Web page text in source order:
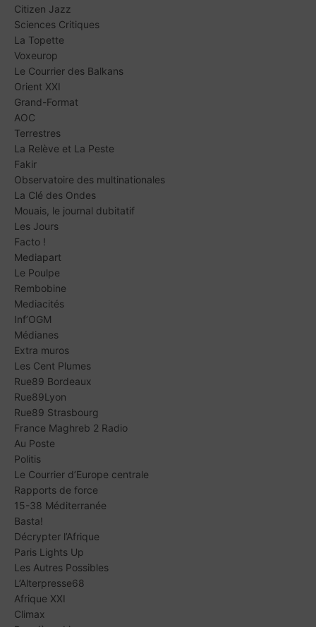
Citizen Jazz
Sciences Critiques
La Topette
Voxeurop
Le Courrier des Balkans
Orient XXI
Grand-Format
AOC
Terrestres
La Relève et La Peste
Fakir
Observatoire des multinationales
La Clé des Ondes
Mouais, le journal dubitatif
Les Jours
Facto !
Mediapart
Le Poulpe
Rembobine
Mediacités
Inf’OGM
Médianes
Extra muros
Les Cent Plumes
Rue89 Bordeaux
Rue89Lyon
Rue89 Strasbourg
France Maghreb 2 Radio
Au Poste
Politis
Le Courrier d’Europe centrale
Rapports de force
15-38 Méditerranée
Basta!
Décrypter l’Afrique
Paris Lights Up
Les Autres Possibles
L’Alterpresse68
Afrique XXI
Climax